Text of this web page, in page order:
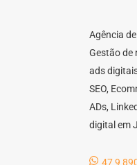
Agência
Gestão de
ads
SEO,
ADs,
digital em
47 9